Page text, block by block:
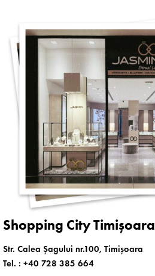
Shopping City Timișoara
Str. Calea Șagului nr.100, Timișoara
Tel. : +40 728 385 664